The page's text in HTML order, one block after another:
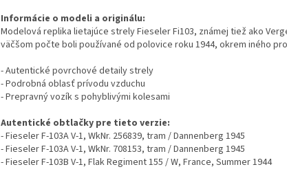
Informácie o modeli a originálu:
Modelová replika lietajúce strely Fieseler Fi103, známej tiež ako
väčšom počte boli používané od polovice roku 1944, okrem iného
- Autentické povrchové detaily strely
- Podrobná oblasť prívodu vzduchu
- Prepravný vozík s pohyblivými kolesami
Autentické obtlačky pre tieto verzie:
- Fieseler F-103A V-1, WkNr. 256839, tram / Dannenberg 1945
- Fieseler F-103A V-1, WkNr. 708153, tram / Dannenberg 1945
- Fieseler F-103B V-1, Flak Regiment 155 / W, France, Summer 1944